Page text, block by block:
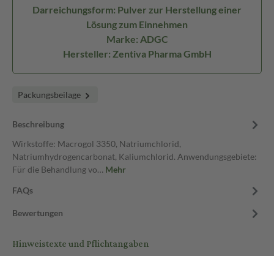
Darreichungsform: Pulver zur Herstellung einer
Lösung zum Einnehmen
Marke: ADGC
Hersteller: Zentiva Pharma GmbH
Packungsbeilage
Beschreibung
Wirkstoffe: Macrogol 3350, Natriumchlorid,
Natriumhydrogencarbonat, Kaliumchlorid. Anwendungsgebiete:
Für die Behandlung vo… Mehr
FAQs
Bewertungen
Hinweistexte und Pflichtangaben